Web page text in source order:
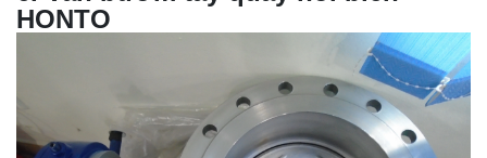
HONTO